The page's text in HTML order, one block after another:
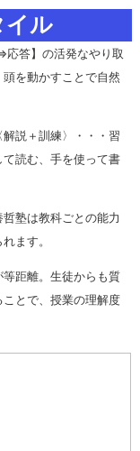
イル
答】の活発なやり取
を動かすことで自然
説＋訓練〉・・・習
読む、手を使って書
塾は教科ごとの能力
ます。
距離。生徒からも質
とで、授業の理解度